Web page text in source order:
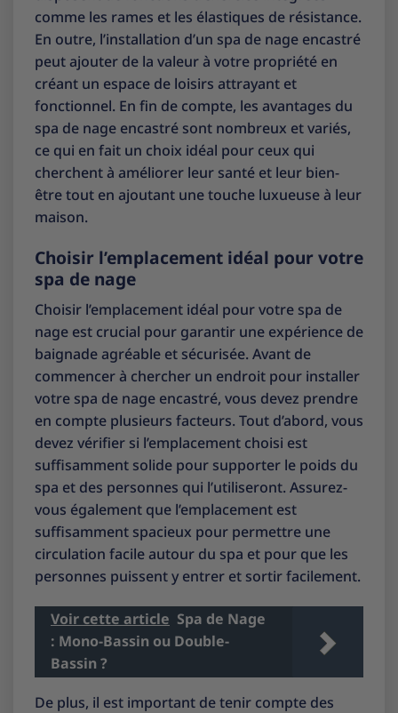
comme les rames et les élastiques de résistance.
En outre, l’installation d’un spa de nage encastré
peut ajouter de la valeur à votre propriété en
créant un espace de loisirs attrayant et
fonctionnel. En fin de compte, les avantages du
spa de nage encastré sont nombreux et variés,
ce qui en fait un choix idéal pour ceux qui
cherchent à améliorer leur santé et leur bien-
être tout en ajoutant une touche luxueuse à leur
maison.
Choisir l’emplacement idéal pour votre
spa de nage
Choisir l’emplacement idéal pour votre spa de
nage est crucial pour garantir une expérience de
baignade agréable et sécurisée. Avant de
commencer à chercher un endroit pour installer
votre spa de nage encastré, vous devez prendre
en compte plusieurs facteurs. Tout d’abord, vous
devez vérifier si l’emplacement choisi est
suffisamment solide pour supporter le poids du
spa et des personnes qui l’utiliseront. Assurez-
vous également que l’emplacement est
suffisamment spacieux pour permettre une
circulation facile autour du spa et pour que les
personnes puissent y entrer et sortir facilement.
Voir cette article Spa de Nage
: Mono-Bassin ou Double-
Bassin ?
De plus, il est important de tenir compte des